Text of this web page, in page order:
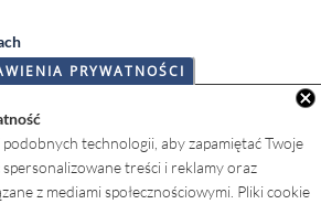
PRYWATNOŚCI
technologii, aby zapamiętać Twoje
treści i reklamy oraz
z mediami społecznościowymi. Pliki cookie